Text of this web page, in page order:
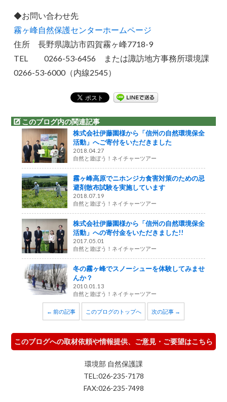
◆お問い合わせ先
霧ヶ峰自然保護センターホームページ
住所 長野県諏訪市四賀霧ヶ峰7718-9
TEL 0266-53-6456 または諏訪地方事務所環境課
0266-53-6000（内線2545）
このブログ内の関連記事
株式会社伊藤園様から「信州の自然環境保全
活動」へご寄付をいただきました
2018.04.27
自然と遊ぼう！ネイチャーツアー
霧ヶ峰高原でニホンジカ食害対策のための忌
避剤散布試験を実施しています
2018.07.19
自然と遊ぼう！ネイチャーツアー
株式会社伊藤園様から「信州の自然環境保全
活動」への寄付金をいただきました!!
2017.05.01
自然と遊ぼう！ネイチャーツアー
冬の霧ヶ峰でスノーシューを体験してみませ
んか？
2010.01.13
自然と遊ぼう！ネイチャーツアー
← 前の記事 このブログのトップへ 次の記事 →
このブログへの取材依頼や情報提供、ご意見・ご要望はこちら
環境部 自然保護課
TEL:026-235-7178
FAX:026-235-7498